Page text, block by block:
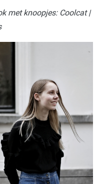
met knoopjes: Coolcat |